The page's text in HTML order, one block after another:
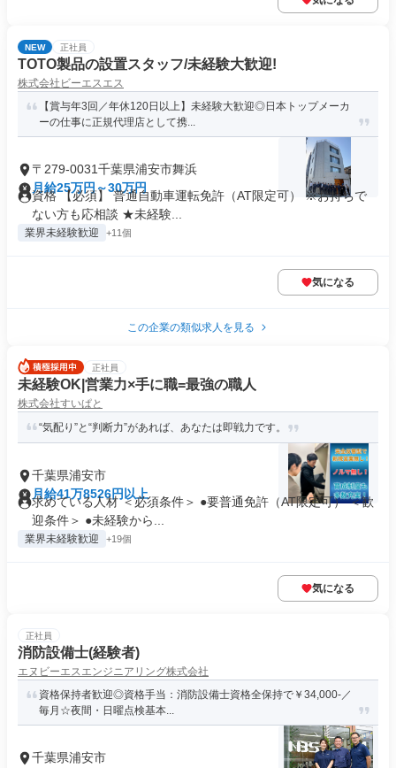
NEW 正社員
TOTO製品の設置スタッフ/未経験大歓迎!
株式会社ビーエスエス
【賞与年3回／年休120日以上】未経験大歓迎◎日本トップメーカ
ーの仕事に正規代理店として携...
〒279-0031千葉県浦安市舞浜
月給25万円～30万円
資格 【必須】 普通自動車運転免許（AT限定可） ※お持ちで
ない方も応相談 ★未経験...
業界未経験歓迎 +11個
気になる
この企業の類似求人を見る
正社員
未経験OK|営業⼒×⼿に職=最強の職⼈
株式会社すいぱと
“気配り”と“判断力”があれば、あなたは即戦力です。
千葉県浦安市
月給41万8526円以上
求めている人材 ＜必須条件＞ ●要普通免許（AT限定可） ＜歓
迎条件＞ ●未経験から...
業界未経験歓迎 +19個
気になる
正社員
消防設備士(経験者)
エヌビーエスエンジニアリング株式会社
資格保持者歓迎◎資格手当：消防設備士資格全保持で￥34,000-／
毎月☆夜間・日曜点検基本...
千葉県浦安市